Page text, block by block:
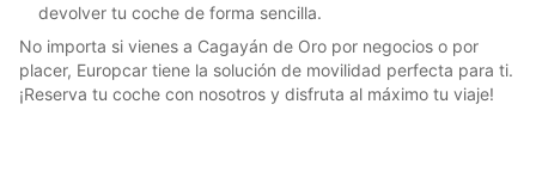
devolver tu coche de forma sencilla.
No importa si vienes a Cagayán de Oro por negocios o por
placer, Europcar tiene la solución de movilidad perfecta para ti.
¡Reserva tu coche con nosotros y disfruta al máximo tu viaje!